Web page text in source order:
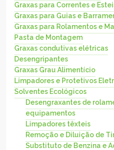
Graxas para Correntes e
Graxas para Guias e
Graxas para Rolamentos e
Pasta de Montagem
Graxas condutivas elétricas
Desengripantes
Graxas Grau Alimentício
Limpadores e Protetivos
Solventes Ecológicos
Desengraxantes de
equipamentos
Limpadores têxteis
Remoção e Diluição de
Substituto de Benzina e